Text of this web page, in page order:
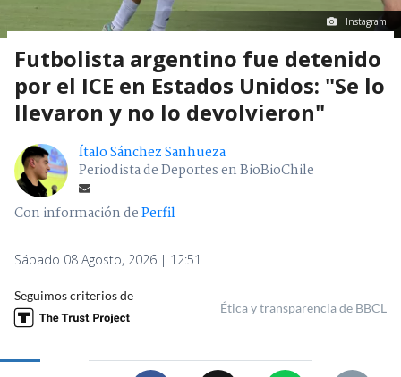
Instagram
Futbolista argentino fue detenido
por el ICE en Estados Unidos: "Se lo
llevaron y no lo devolvieron"
Ítalo Sánchez Sanhueza
Periodista de Deportes en BioBioChile
Con información dePerfil
Sábado 08 Agosto, 2026 | 12:51
Seguimos criterios de
Ética y transparencia de BBCL